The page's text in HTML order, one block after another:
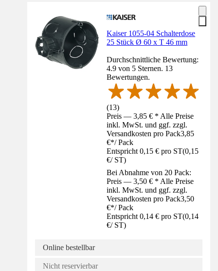
Kaiser 1055-04 Schalterdose
25 Stück Ø 60 x T 46 mm
Durchschnittliche Bewertung:
4.9 von 5 Sternen. 13
Bewertungen.
(13)
Preis — 3,85 € * Alle Preise
inkl. MwSt. und ggf. zzgl.
Versandkosten pro Pack3,85
€*/ Pack
Entspricht 0,15 € pro ST(0,15
€/ ST)
Bei Abnahme von 20 Pack:
Preis — 3,50 € * Alle Preise
inkl. MwSt. und ggf. zzgl.
Versandkosten pro Pack3,50
€*/ Pack
Entspricht 0,14 € pro ST(0,14
€/ ST)
Online bestellbar
Nicht reservierbar